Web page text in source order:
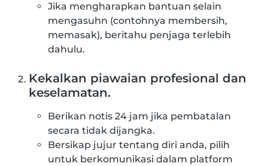
Jika mengharapkan bantuan selain
mengasuhn (contohnya membersih,
memasak), beritahu penjaga terlebih
dahulu.
Kekalkan piawaian profesional dan
keselamatan.
Berikan notis 24 jam jika pembatalan
secara tidak dijangka.
Bersikap jujur tentang diri anda, pilih
untuk berkomunikasi dalam platform